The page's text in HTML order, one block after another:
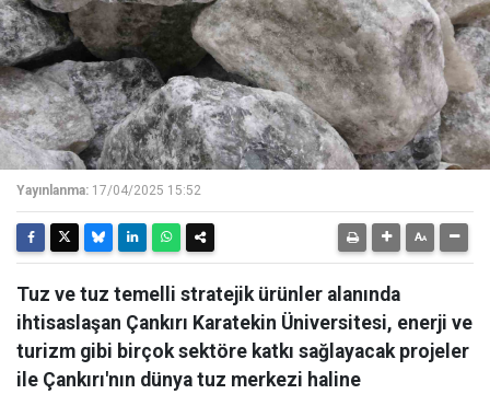
Yayınlanma: 17/04/2025 15:52
Tuz ve tuz temelli stratejik ürünler alanında
ihtisaslaşan Çankırı Karatekin Üniversitesi, enerji ve
turizm gibi birçok sektöre katkı sağlayacak projeler
ile Çankırı'nın dünya tuz merkezi haline